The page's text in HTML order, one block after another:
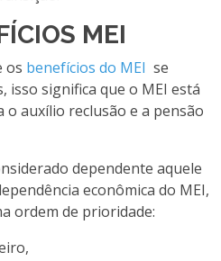
MEI
os benefícios do MEI se
isso significa que o MEI está
auxílio reclusão e a pensão
dependente aquele
econômica do MEI,
ordem de prioridade: